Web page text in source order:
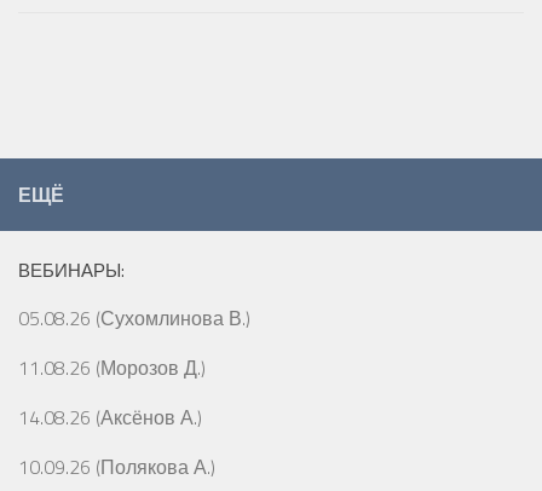
ЕЩЁ
ВЕБИНАРЫ:
05.08.26 (Сухомлинова В.)
11.08.26 (Морозов Д.)
14.08.26 (Аксёнов А.)
10.09.26 (Полякова А.)